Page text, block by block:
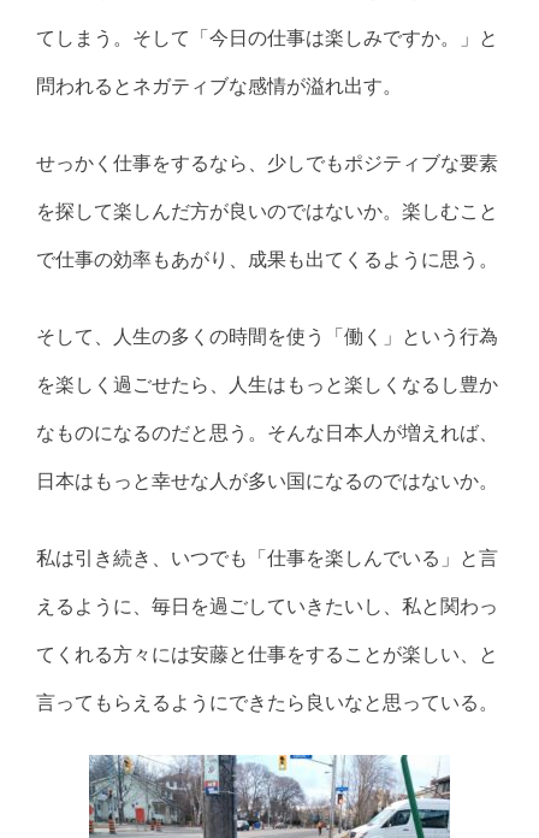
てしまう。そして「今日の仕事は楽しみですか。」と
問われるとネガティブな感情が溢れ出す。
せっかく仕事をするなら、少しでもポジティブな要素
を探して楽しんだ方が良いのではないか。楽しむこと
で仕事の効率もあがり、成果も出てくるように思う。
そして、人生の多くの時間を使う「働く」という行為
を楽しく過ごせたら、人生はもっと楽しくなるし豊か
なものになるのだと思う。そんな日本人が増えれば、
日本はもっと幸せな人が多い国になるのではないか。
私は引き続き、いつでも「仕事を楽しんでいる」と言
えるように、毎日を過ごしていきたいし、私と関わっ
てくれる方々には安藤と仕事をすることが楽しい、と
言ってもらえるようにできたら良いなと思っている。